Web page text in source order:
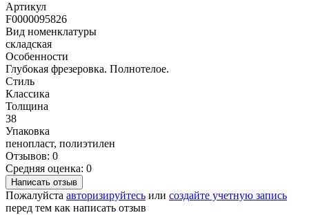
Артикул
F0000095826
Вид номенклатуры
складская
Особенности
Глубокая фрезеровка. Полнотелое.
Стиль
Классика
Толщина
38
Упаковка
пенопласт, полиэтилен
Отзывов: 0
Средняя оценка: 0
Написать отзыв
Пожалуйста авторизируйтесь или создайте учетную запись
перед тем как написать отзыв